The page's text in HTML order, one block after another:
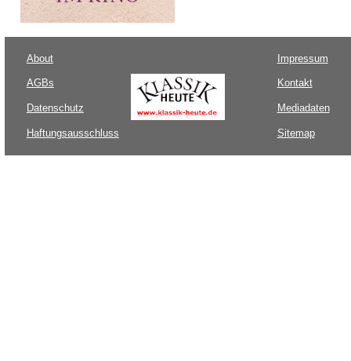
About
AGBs
Datenschutz
Haftungsausschluss
Impressum
Kontakt
Mediadaten
Sitemap